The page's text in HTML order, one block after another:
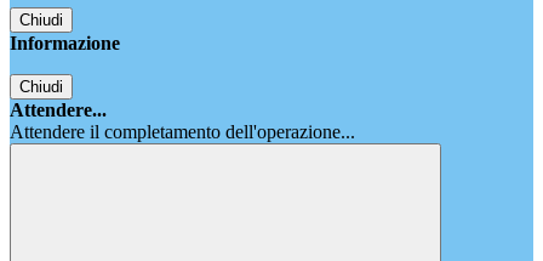
Chiudi
Informazione
Chiudi
Attendere...
Attendere il completamento dell'operazione...